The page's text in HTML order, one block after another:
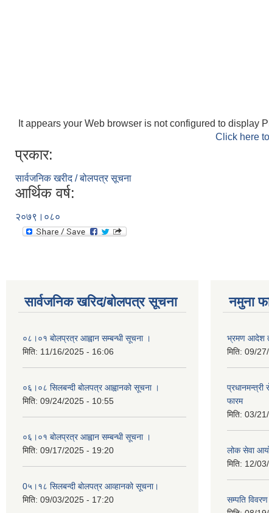
It appears your Web browser is not configured to display
Click here
प्रकार:
सार्वजनिक खरीद / बोलपत्र सूचना
आर्थिक वर्ष:
२०७९।०८०
सार्वजनिक खरिद/बोलपत्र सूचना
०८।०१ बोलप्रत्र आह्वान सम्बन्धी सूचना ।
मिति: 11/16/2025 - 16:06
०६।०८ सिलबन्दी बोलपत्र आह्वानको सूचना ।
मिति: 09/24/2025 - 10:55
०६।०१ बोलप्रत्र आह्वान सम्बन्धी सूचना ।
मिति: 09/17/2025 - 19:20
0५।१८ सिलबन्दी बोलपत्र आव्हानको सूचना।
मिति: 09/03/2025 - 17:20
नमुना
भ्रमण आदेश
मिति: 09/
प्रधानमन्त्री
फारम
मिति: 03/
लोक सेवा
मिति: 12/
सम्पति